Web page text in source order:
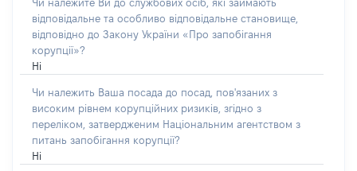
Чи належите Ви до службових осіб, які займають
відповідальне та особливо відповідальне становище,
відповідно до Закону України «Про запобігання
корупції»?
Ні
Чи належить Ваша посада до посад, пов'язаних з
високим рівнем корупційних ризиків, згідно з
переліком, затвердженим Національним агентством з
питань запобігання корупції?
Ні